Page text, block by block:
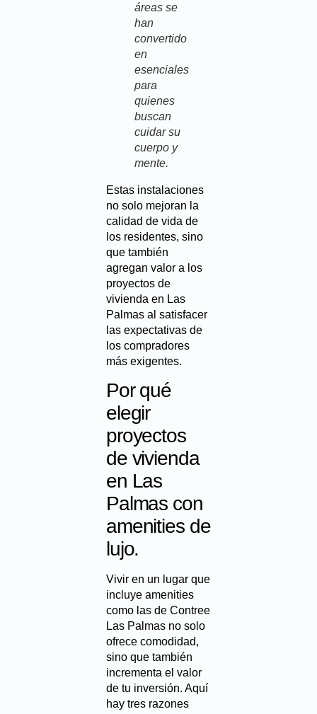
áreas se
han
convertido
en
esenciales
para
quienes
buscan
cuidar su
cuerpo y
mente.
Estas instalaciones
no solo mejoran la
calidad de vida de
los residentes, sino
que también
agregan valor a los
proyectos de
vivienda en Las
Palmas al satisfacer
las expectativas de
los compradores
más exigentes.
Por qué
elegir
proyectos
de vivienda
en Las
Palmas con
amenities de
lujo.
Vivir en un lugar que
incluye amenities
como las de Contree
Las Palmas no solo
ofrece comodidad,
sino que también
incrementa el valor
de tu inversión. Aquí
hay tres razones